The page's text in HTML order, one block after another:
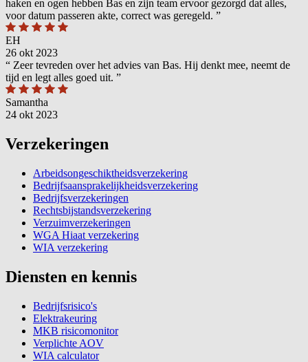
haken en ogen hebben Bas en zijn team ervoor gezorgd dat alles,
voor datum passeren akte, correct was geregeld. ”
EH
26 okt 2023
“ Zeer tevreden over het advies van Bas. Hij denkt mee, neemt de
tijd en legt alles goed uit. ”
Samantha
24 okt 2023
Verzekeringen
Arbeidsongeschiktheidsverzekering
Bedrijfsaansprakelijkheidsverzekering
Bedrijfsverzekeringen
Rechtsbijstandsverzekering
Verzuimverzekeringen
WGA Hiaat verzekering
WIA verzekering
Diensten en kennis
Bedrijfsrisico's
Elektrakeuring
MKB risicomonitor
Verplichte AOV
WIA calculator